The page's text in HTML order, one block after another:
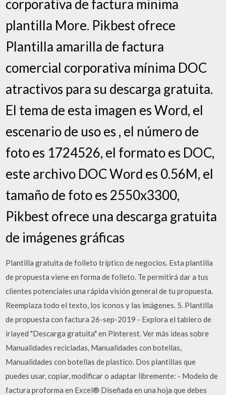
corporativa de factura minima
plantilla More. Pikbest ofrece
Plantilla amarilla de factura
comercial corporativa mínima DOC
atractivos para su descarga gratuita.
El tema de esta imagen es Word, el
escenario de uso es , el número de
foto es 1724526, el formato es DOC,
este archivo DOC Word es 0.56M, el
tamaño de foto es 2550x3300,
Pikbest ofrece una descarga gratuita
de imágenes gráficas
Plantilla gratuita de folleto tríptico de negocios. Esta plantilla
de propuesta viene en forma de folleto. Te permitirá dar a tus
clientes potenciales una rápida visión general de tu propuesta.
Reemplaza todo el texto, los iconos y las imágenes. 5. Plantilla
de propuesta con factura 26-sep-2019 - Explora el tablero de
iriayed "Descarga gratuita" en Pinterest. Ver más ideas sobre
Manualidades recicladas, Manualidades con botellas,
Manualidades con botellas de plastico. Dos plantillas que
puedes usar, copiar, modificar o adaptar libremente: - Modelo de
factura proforma en Excel® Diseñada en una hoja que debes